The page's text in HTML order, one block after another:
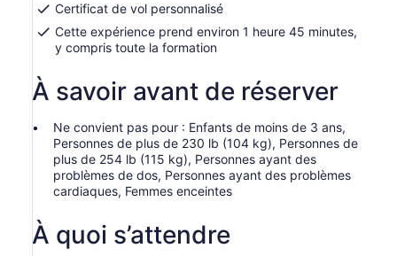
Certificat de vol personnalisé
Cette expérience prend environ 1 heure 45 minutes,
y compris toute la formation
À savoir avant de réserver
Ne convient pas pour : Enfants de moins de 3 ans,
Personnes de plus de 230 lb (104 kg), Personnes de
plus de 254 lb (115 kg), Personnes ayant des
problèmes de dos, Personnes ayant des problèmes
cardiaques, Femmes enceintes
À quoi s’attendre